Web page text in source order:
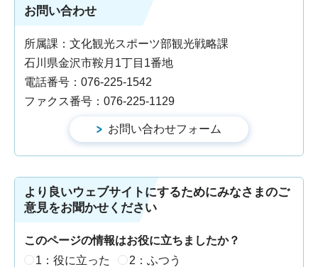
お問い合わせ
所属課：文化観光スポーツ部観光戦略課
石川県金沢市鞍月1丁目1番地
電話番号：076-225-1542
ファクス番号：076-225-1129
より良いウェブサイトにするためにみなさまのご
意見をお聞かせください
このページの情報はお役に立ちましたか？
1：役に立った
2：ふつう